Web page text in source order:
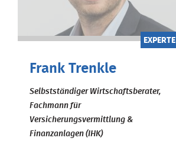
EXPERTE
Frank Trenkle
Selbstständiger Wirtschaftsberater,
Fachmann für
Versicherungsvermittlung &
Finanzanlagen (IHK)